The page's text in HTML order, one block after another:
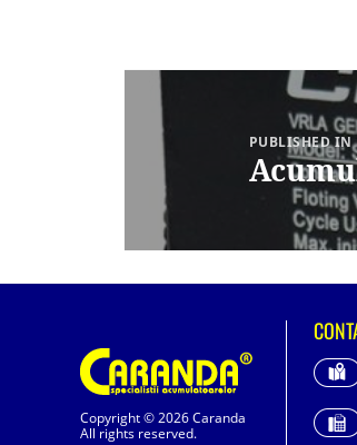
Navigare
articole
PUBLISHED IN
Copyright © 2026 Caranda
All rights reserved.